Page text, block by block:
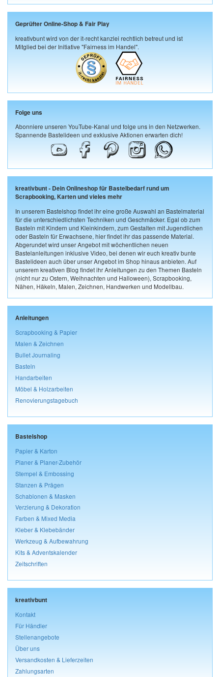
Geprüfter Online-Shop & Fair Play
kreativbunt wird von der it-recht kanzlei rechtlich betreut und ist
Mitglied bei der Initiative "Fairness im Handel".
Folge uns
Abonniere unseren YouTube-Kanal und folge uns in den Netzwerken.
Spannende Bastelideen und exklusive Aktionen erwarten dich!
kreativbunt - Dein Onlineshop für Bastelbedarf rund um
Scrapbooking, Karten und vieles mehr
In unserem Bastelshop findet ihr eine große Auswahl an Bastelmaterial
für die unterschiedlichsten Techniken und Geschmäcker. Egal ob zum
Basteln mit Kindern und Kleinkindern, zum Gestalten mit Jugendlichen
oder Basteln für Erwachsene, hier findet ihr das passende Material.
Abgerundet wird unser Angebot mit wöchentlichen neuen
Bastelanleitungen inklusive Video, bei denen wir euch kreativ bunte
Bastelideen auch über unser Angebot im Shop hinaus anbieten. Auf
unserem kreativen Blog findet ihr Anleitungen zu den Themen Basteln
(nicht nur zu Ostern, Weihnachten und Halloween), Scrapbooking,
Nähen, Häkeln, Malen, Zeichnen, Handwerken und Modellbau.
Anleitungen
Scrapbooking & Papier
Malen & Zeichnen
Bullet Journaling
Basteln
Handarbeiten
Möbel & Holzarbeiten
Renovierungstagebuch
Bastelshop
Papier & Karton
Planer & Planer-Zubehör
Stempel & Embossing
Stanzen & Prägen
Schablonen & Masken
Verzierung & Dekoration
Farben & Mixed Media
Kleber & Klebebänder
Werkzeug & Aufbewahrung
Kits & Adventskalender
Zeitschriften
kreativbunt
Kontakt
Für Händler
Stellenangebote
Über uns
Versandkosten & Lieferzeiten
Zahlungsarten